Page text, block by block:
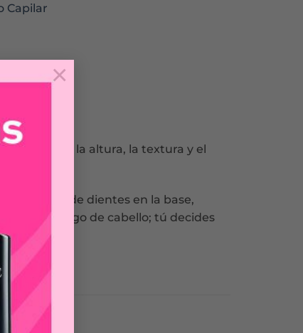
×
Capilar
obtener la altura, la textura y el
densidad de dientes en la base,
tipo y largo de cabello; tú decides